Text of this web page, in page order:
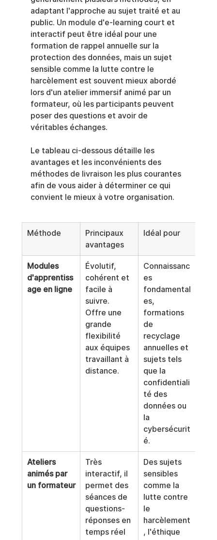
adaptant l'approche au sujet traité et au
public. Un module d'e-learning court et
interactif peut être idéal pour une
formation de rappel annuelle sur la
protection des données, mais un sujet
sensible comme la lutte contre le
harcèlement est souvent mieux abordé
lors d'un atelier immersif animé par un
formateur, où les participants peuvent
poser des questions et avoir de
véritables échanges.
Le tableau ci-dessous détaille les
avantages et les inconvénients des
méthodes de livraison les plus courantes
afin de vous aider à déterminer ce qui
convient le mieux à votre organisation.
Méthode
Principaux
avantages
Idéal pour
Modules
d'apprentiss
age en ligne
Évolutif,
cohérent et
facile à
suivre.
Offre une
grande
flexibilité
aux équipes
travaillant à
distance.
Connaissanc
es
fondamental
es,
formations
de
recyclage
annuelles et
sujets tels
que la
confidentiali
té des
données ou
la
cybersécurit
é.
Ateliers
animés par
un formateur
Très
interactif, il
permet des
séances de
questions-
réponses en
temps réel
Des sujets
sensibles
comme la
lutte contre
le
harcèlement
, l'éthique